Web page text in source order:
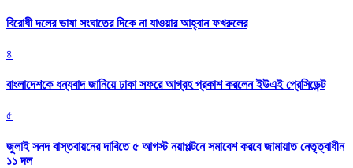
বিরোধী দলের ভাষা সংঘাতের দিকে না যাওয়ার আহ্বান ফখরুলের
৪
বাংলাদেশকে ধন্যবাদ জানিয়ে ঢাকা সফরে আগ্রহ প্রকাশ করলেন ইউএই প্রেসিডেন্ট
৫
জুলাই সনদ বাস্তবায়নের দাবিতে ৫ আগস্ট নয়াপল্টনে সমাবেশ করবে জামায়াত নেতৃত্বাধীন
১১ দল